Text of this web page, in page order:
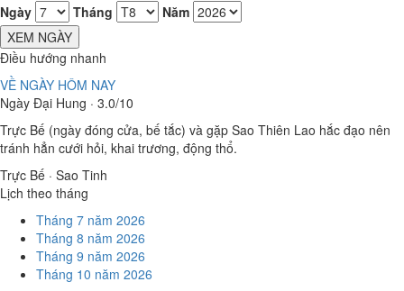
Ngày
Tháng
Năm
XEM NGÀY
Điều hướng nhanh
VỀ NGÀY HÔM NAY
Ngày Đại Hung · 3.0/10
Trực Bế (ngày đóng cửa, bế tắc) và gặp Sao Thiên Lao hắc đạo nên
tránh hẳn cưới hỏi, khai trương, động thổ.
Trực Bế · Sao Tinh
Lịch theo tháng
Tháng 7 năm 2026
Tháng 8 năm 2026
Tháng 9 năm 2026
Tháng 10 năm 2026